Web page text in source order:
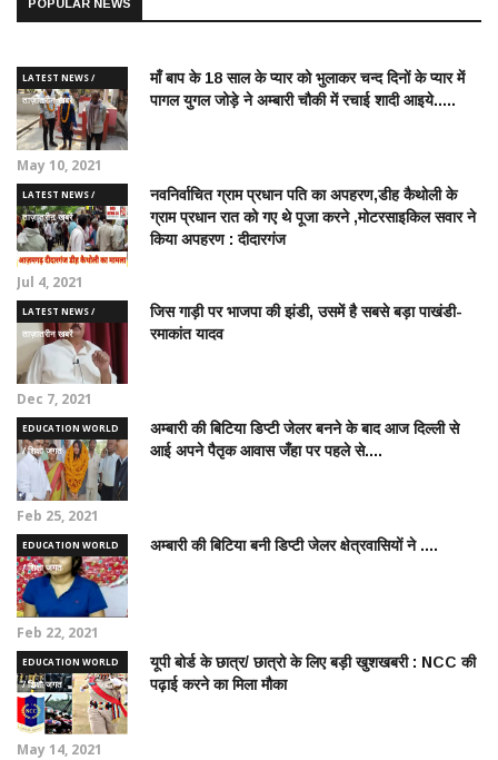
POPULAR NEWS
LATEST NEWS /
ताज़ातरीन खबरें
माँ बाप के 18 साल के प्यार को भुलाकर चन्द दिनों के प्यार में
पागल युगल जोड़े ने अम्बारी चौकी में रचाई शादी आइये.....
May 10, 2021
LATEST NEWS /
ताज़ातरीन खबरें
नवनिर्वाचित ग्राम प्रधान पति का अपहरण,डीह कैथोली के
ग्राम प्रधान रात को गए थे पूजा करने ,मोटरसाइकिल सवार ने
किया अपहरण : दीदारगंज
Jul 4, 2021
LATEST NEWS /
ताज़ातरीन खबरें
जिस गाड़ी पर भाजपा की झंडी, उसमें है सबसे बड़ा पाखंडी-
रमाकांत यादव
Dec 7, 2021
EDUCATION WORLD
/ शिक्षा जगत
अम्बारी की बिटिया डिप्टी जेलर बनने के बाद आज दिल्ली से
आई अपने पैतृक आवास जँहा पर पहले से....
Feb 25, 2021
EDUCATION WORLD
/ शिक्षा जगत
अम्बारी की बिटिया बनी डिप्टी जेलर क्षेत्रवासियों ने ....
Feb 22, 2021
EDUCATION WORLD
/ शिक्षा जगत
यूपी बोर्ड के छात्र/ छात्रो के लिए बड़ी खुशखबरी : NCC की
पढ़ाई करने का मिला मौका
May 14, 2021